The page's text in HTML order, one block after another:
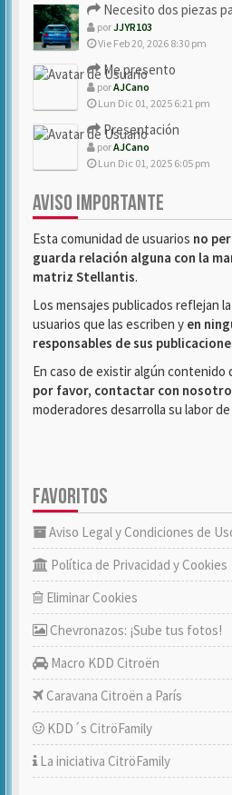
Necesito dos piezas
porJJYR103
Vie Feb 20, 2026 8:30 pm
Me presento
porAJCano
Lun Dic 01, 2025 6:21 pm
Presentación
porAJCano
Lun Dic 01, 2025 6:05 pm
AVISO IMPORTANTE
Esta comunidad de usuarios no
guarda relación alguna con la
matriz Stellantis.
Los mensajes publicados reflejan
usuarios que las escriben y en
responsables de sus
En caso de existir algún contenido
por favor, contactar con
moderadores desarrolla su labor
FAVORITOS
Aviso Legal y Condiciones de
Política de Privacidad y Cookies
Eliminar Cookies
Chevronazos: ¡Sube tus fotos!
Macro KDD Citroën
Caravana Citroën a París
KDD´s CitröFamily
La iniciativa CitröFamily